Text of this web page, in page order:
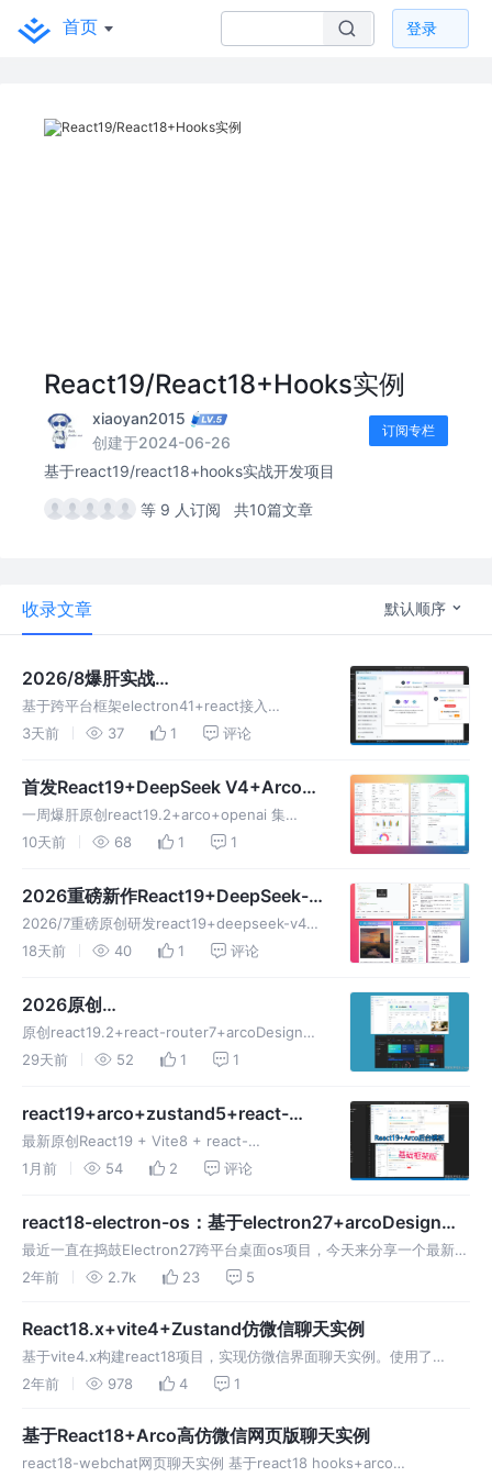
首页 登录
React19/React18+Hooks实例
xiaoyan2015
创建于2024-06-26
订阅专栏
基于react19/react18+hooks实战开发项目
等 9 人订阅 共10篇文章
收录文章 默认顺序
2026/8爆肝实战
Electron41+React19+DeepSeekV4
跨平台桌面端AI系统
基于跨平台框架electron41+react接入
deepseek-v4电脑端流式ai聊天问答系统。支持
latex、mermaid渲染、echarts图表。
3天前 37 1 评论
首发React19+DeepSeek V4+Arco网
页版AI智能系统模板
一周爆肝原创react19.2+arco+openai 集
成 deepseek-v4-flash 实战网页版ai对话助
+echarts图表。
10天前 68 1 1
2026重磅新作React19+DeepSeek-
V4+Markdown智能流式生成AI Chat
2026/7重磅原创研发react19+deepseek-v4-
flash+arco+openai流式输出ai会话模板。
18天前 40 1 评论
2026原创
React19.2+Vite8+Arco+Echarts后
台管理模板Admin
原创react19.2+react-router7+arcoDesign搭
建高颜值后台管理系统。 支持light+dark主
面缓存，图表/表格/表单/编辑器
29天前 52 1 1
react19+arco+zustand5+react-
activation后台系统模板【基础框架】
最新原创React19 + Vite8 + react-
activation0.13.4 + Zustand5 + react-router-
1月前 54 2 评论
react18-electron-os：基于electron27+arcoDesign桌
面os系统
最近一直在捣鼓Electron27跨平台桌面os项目，今天来分享一个最新研
发的react18整合electron开发仿制mateOs桌面os后台应用
2年前 2.7k 23 5
React18.x+vite4+Zustand仿微信聊天实例
基于vite4.x构建react18项目，实现仿微信界面聊天实例。使用了
react18、react-router-dom、react-vant、Zustand4等技术。
2年前 978 4 1
基于React18+Arco高仿微信网页版聊天实例
react18-webchat网页聊天实例 基于react18 hooks+arco